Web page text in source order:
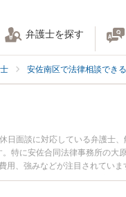
弁護士を探す
安佐南区で法律相談でき
面談に対応している弁護士
に安佐合同法律事務所の大
、強みなどが注目されてい
弁護士を検索したい』『初回